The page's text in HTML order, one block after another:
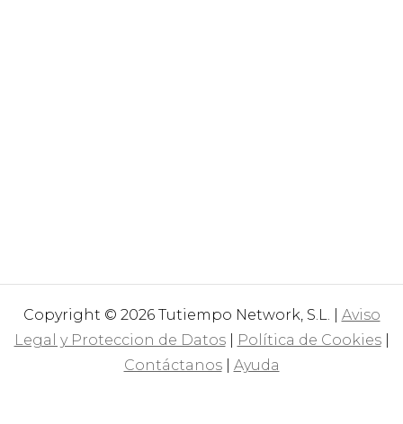
Copyright © 2026 Tutiempo Network, S.L. | Aviso
Legal y Proteccion de Datos| Política de Cookies|
Contáctanos| Ayuda